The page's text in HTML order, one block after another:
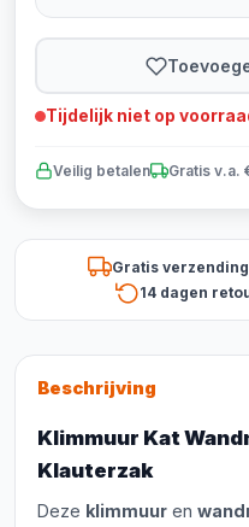
Tijdelijk niet op
Veilig betalen Gratis v.a.
Gratis
14 dagen
Beschrijving
Klimmuur Kat
Klauterzak
Deze klimmuur en